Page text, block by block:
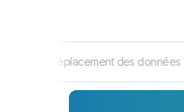
Déplacement des données